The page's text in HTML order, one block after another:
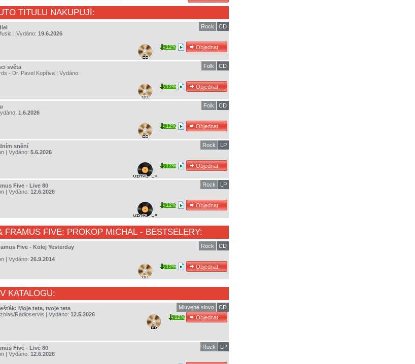
TITULU NAKUPUJÍ:
| Vydáno: 19.6.2026
CD
Rock
12%
světa
- Dr. Pavel Kopřiva | Vydáno:
CD
Folk
12%
1.6.2026
CD
Folk
12%
snění
| Vydáno: 5.6.2026
LP
Rock
12%
Five - Live 80
| Vydáno: 12.6.2026
LP
Rock
12%
FRAMUS FIVE; PROKOP MICHAL - BESTSELERY:
Five - Kolej Yesterday
| Vydáno: 26.9.2014
CD
Rock
12%
KATALOGU:
Moje teta, tvoje teta
Radioservis | Vydáno: 12.5.2026
CD
Mluvené slovo
12%
Five - Live 80
| Vydáno: 12.6.2026
LP
Rock